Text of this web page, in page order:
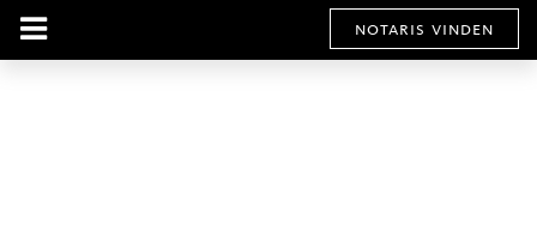
notaris vinden